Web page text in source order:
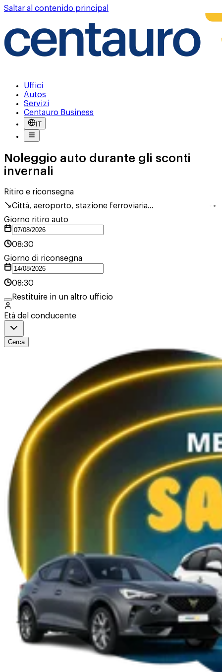
Saltar al contenido principal
Uffici
Autos
Servizi
Centauro Business
IT
Noleggio auto durante gli sconti
invernali
Ritiro e riconsegna
Città, aeroporto, stazione ferroviaria...
Giorno ritiro auto
08:30
Giorno di riconsegna
08:30
Restituire in un altro ufficio
Età del conducente
Cerca